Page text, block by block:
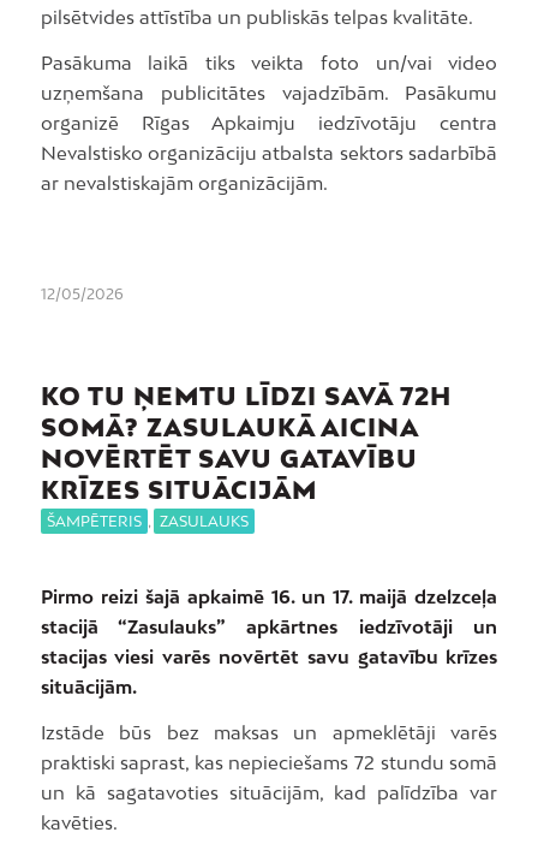
pilsētvides attīstība un publiskās telpas kvalitāte.
Pasākuma laikā tiks veikta foto un/vai video
uzņemšana publicitātes vajadzībām. Pasākumu
organizē Rīgas Apkaimju iedzīvotāju centra
Nevalstisko organizāciju atbalsta sektors sadarbībā
ar nevalstiskajām organizācijām.
12/05/2026
KO TU ŅEMTU LĪDZI SAVĀ 72H
SOMĀ? ZASULAUKĀ AICINA
NOVĒRTĒT SAVU GATAVĪBU
KRĪZES SITUĀCIJĀM
ŠAMPĒTERIS , ZASULAUKS
Pirmo reizi šajā apkaimē 16. un 17. maijā dzelzceļa
stacijā “Zasulauks” apkārtnes iedzīvotāji un
stacijas viesi varēs novērtēt savu gatavību krīzes
situācijām.
Izstāde būs bez maksas un apmeklētāji varēs
praktiski saprast, kas nepieciešams 72 stundu somā
un kā sagatavoties situācijām, kad palīdzība var
kavēties.